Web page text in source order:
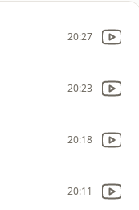
20:27
20:23
20:18
20:11